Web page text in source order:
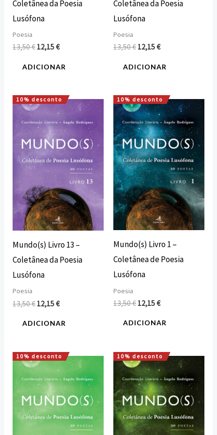
Coletânea da Poesia
Lusófona
Poesia
13,50€ 12,15€
ADICIONAR
Coletânea da Poesia
Lusófona
Poesia
13,50€ 12,15€
ADICIONAR
10% desconto
Mundo(s) Livro 13 –
Coletânea da Poesia
Lusófona
Poesia
13,50€
O
preço
original
era:
13,50 €.
12,15€
O
preço
atual
é:
12,15 €.
ADICIONAR
10% desconto
Mundo(s) Livro 1 –
Coletânea de Poesia
Lusófona
Poesia
13,50€
O
preço
original
era:
13,50 €.
12,15€
O
preço
atual
é:
12,15 €.
ADICIONAR
10% desconto
O
preço
original
era:
13,50 €.
O
atual
é:
12,15 €.
10% desconto
O
preço
original
era:
13,50 €.
O
preço
atual
é:
12,15 €.